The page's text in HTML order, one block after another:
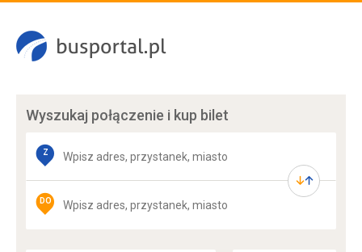
Wyszukaj połączenie i kup bilet
Z
DO